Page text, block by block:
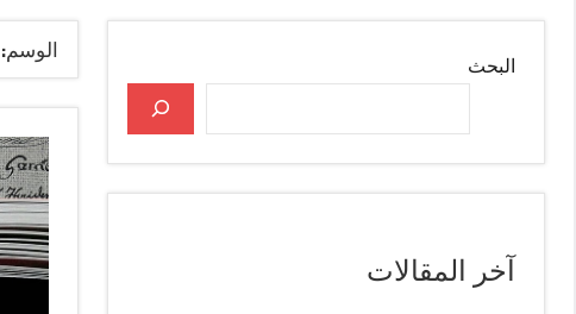
الوسم:
البحث
آخر المقالات